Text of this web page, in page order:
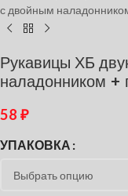
с двойным
Рукавицы ХБ
наладонником
58 ₽
УПАКОВКА